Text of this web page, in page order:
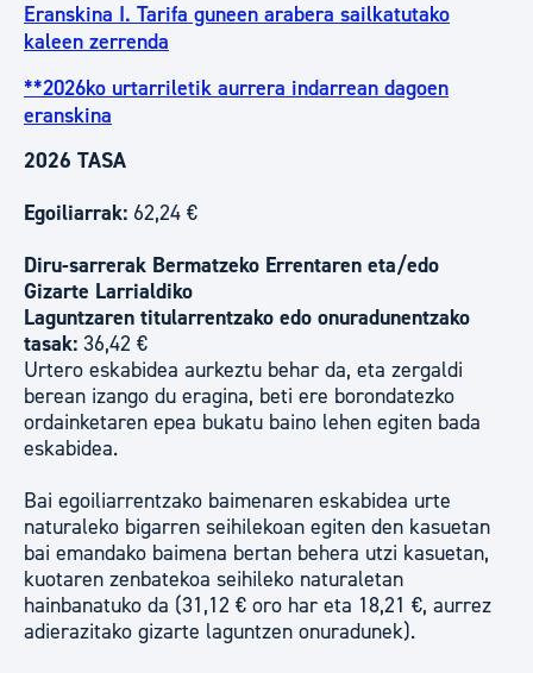
Eranskina I. Tarifa guneen arabera sailkatutako
kaleen zerrenda
**2026ko urtarriletik aurrera indarrean dagoen
eranskina
2026 TASA
Egoiliarrak: 62,24 €
Diru-sarrerak Bermatzeko Errentaren eta/edo
Gizarte Larrialdiko
Laguntzaren titularrentzako edo onuradunentzako
tasak: 36,42 €
Urtero eskabidea aurkeztu behar da, eta zergaldi
berean izango du eragina, beti ere borondatezko
ordainketaren epea bukatu baino lehen egiten bada
eskabidea.
Bai egoiliarrentzako baimenaren eskabidea urte
naturaleko bigarren seihilekoan egiten den kasuetan
bai emandako baimena bertan behera utzi kasuetan,
kuotaren zenbatekoa seihileko naturaletan
hainbanatuko da (31,12 € oro har eta 18,21 €, aurrez
adierazitako gizarte laguntzen onuradunek).